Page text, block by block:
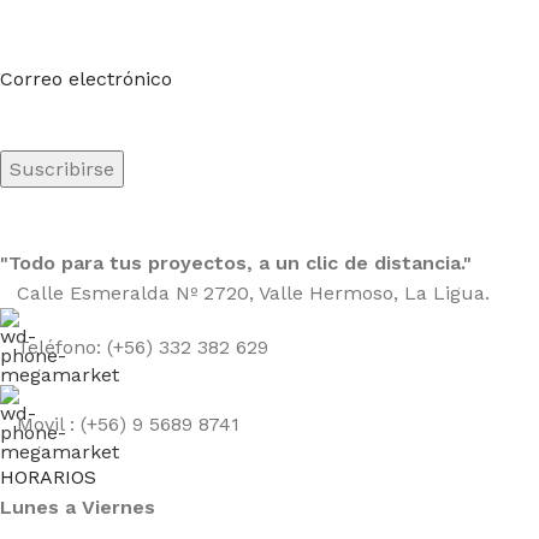
Correo electrónico
"Todo para tus proyectos, a un clic de distancia."
Calle Esmeralda Nº 2720, Valle Hermoso, La Ligua.
Teléfono: (+56) 332 382 629
Movil : (+56) 9 5689 8741
HORARIOS
Lunes a Viernes